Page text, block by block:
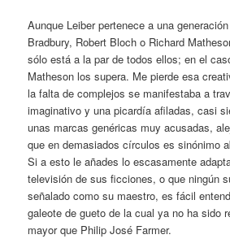
Aunque Leiber pertenece a una
Bradbury, Robert Bloch o Richard
sólo está a la par de todos ellos; en el
Matheson los supera. Me pierde esa
la falta de complejos se manifestaba a
imaginativo y una picardía afiladas, casi
unas marcas genéricas muy acusadas,
que en demasiados círculos es sinónimo
Si a esto le añades lo escasamente
televisión de sus ficciones, o que ningún
señalado como su maestro, es fácil
galeote de gueto de la cual ya no ha sido
mayor que Philip José Farmer.